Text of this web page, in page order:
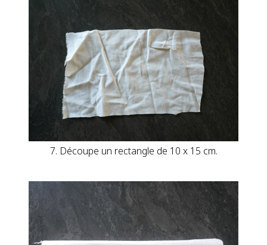
7. Découpe un rectangle de 10 x 15 cm.